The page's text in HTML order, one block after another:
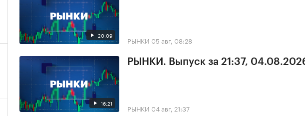
20:09 РЫНКИ 05 авг, 08:28
16:21
РЫНКИ. Выпуск за 21:37,
РЫНКИ 04 авг, 21:37